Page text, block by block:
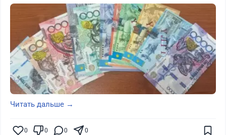
Читать дальше →
0 0 0 0